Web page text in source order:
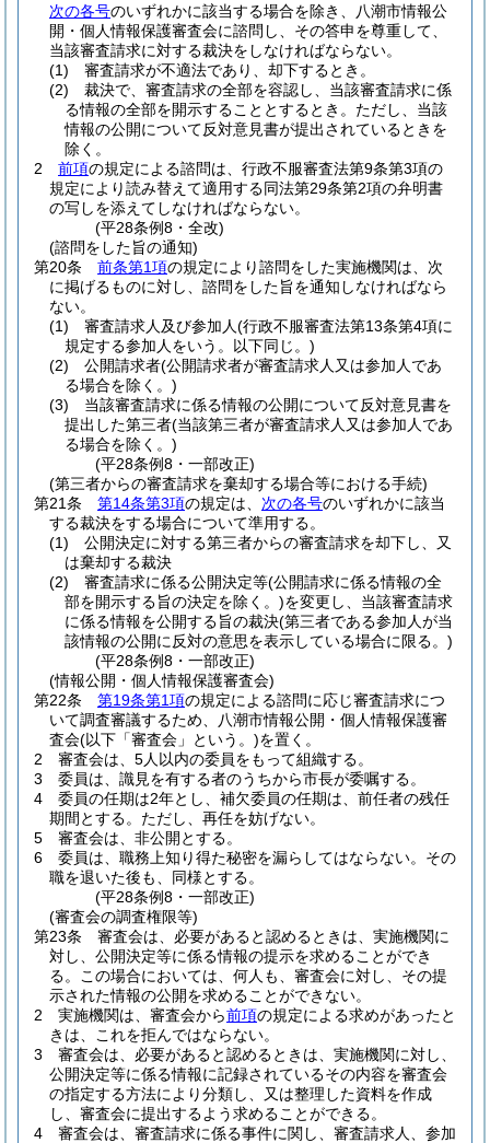
次の各号のいずれかに該当する場合を除き、八潮市情報公
開・個人情報保護審査会に諮問し、その答申を尊重して、
当該審査請求に対する裁決をしなければならない。
(1)
審査請求が不適法であり、却下するとき。
(2)
裁決で、審査請求の全部を容認し、当該審査請求に係
る情報の全部を開示することとするとき。 ただし、当該
情報の公開について反対意見書が提出されているときを
除く。
2
前項の規定による諮問は、行政不服審査法第9条第3項の
規定により読み替えて適用する同法第29条第2項の弁明書
の写しを添えてしなければならない。
(平28条例8・全改)
(諮問をした旨の通知)
第20条
前条第1項の規定により諮問をした実施機関は、次
に掲げるものに対し、諮問をした旨を通知しなければなら
ない。
(1)
審査請求人及び参加人(行政不服審査法第13条第4項に
規定する参加人をいう。以下同じ。)
(2)
公開請求者(公開請求者が審査請求人又は参加人であ
る場合を除く。)
(3)
当該審査請求に係る情報の公開について反対意見書を
提出した第三者(当該第三者が審査請求人又は参加人であ
る場合を除く。)
(平28条例8・一部改正)
(第三者からの審査請求を棄却する場合等における手続)
第21条
第14条第3項の規定は、 次の各号のいずれかに該当
する裁決をする場合について準用する。
(1)
公開決定に対する第三者からの審査請求を却下し、又
は棄却する裁決
(2)
審査請求に係る公開決定等(公開請求に係る情報の全
部を開示する旨の決定を除く。)を変更し、当該審査請求
に係る情報を公開する旨の裁決(第三者である参加人が当
該情報の公開に反対の意思を表示している場合に限る。)
(平28条例8・一部改正)
(情報公開・個人情報保護審査会)
第22条
第19条第1項の規定による諮問に応じ審査請求につ
いて調査審議するため、八潮市情報公開・個人情報保護審
査会(以下「審査会」という。)を置く。
2
審査会は、5人以内の委員をもって組織する。
3
委員は、識見を有する者のうちから市長が委嘱する。
4
委員の任期は2年とし、補欠委員の任期は、前任者の残任
期間とする。 ただし、再任を妨げない。
5
審査会は、非公開とする。
6
委員は、職務上知り得た秘密を漏らしてはならない。 その
職を退いた後も、同様とする。
(平28条例8・一部改正)
(審査会の調査権限等)
第23条
審査会は、必要があると認めるときは、実施機関に
対し、公開決定等に係る情報の提示を求めることができ
る。
この場合においては、何人も、審査会に対し、その提
示された情報の公開を求めることができない。
2
実施機関は、審査会から前項の規定による求めがあったと
きは、これを拒んではならない。
3
審査会は、必要があると認めるときは、実施機関に対し、
公開決定等に係る情報に記録されているその内容を審査会
の指定する方法により分類し、又は整理した資料を作成
し、審査会に提出するよう求めることができる。
4
審査会は、審査請求に係る事件に関し、審査請求人、参加